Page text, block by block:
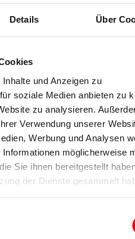
Details Über
und Anzeigen zu
soziale Medien anbieten zu
zu analysieren.
Verwendung unserer
Werbung und Analysen
möglicherweise
Sie ihnen bereitgestellt
der Dienste gesammelt
MEHR >